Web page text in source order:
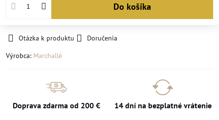
Do košíka
Otázka k produktu
Doručenia
Výrobca: Marchallé
Doprava zdarma od 200 € 14 dní na bezplatné vrátenie